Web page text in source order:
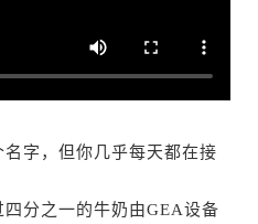
字，但你几乎每天都在接
分之一的牛奶由GEA设备